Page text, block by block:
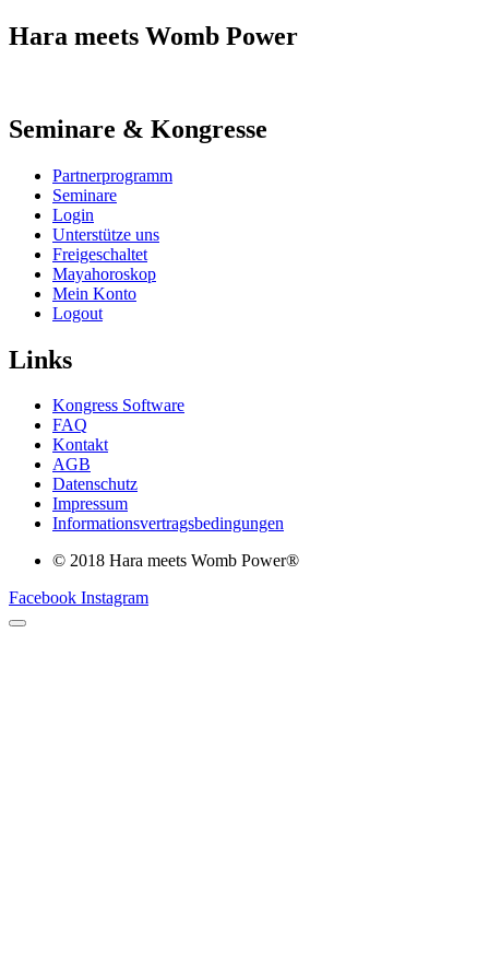
Hara meets Womb Power
Seminare & Kongresse
Partnerprogramm
Seminare
Login
Unterstütze uns
Freigeschaltet
Mayahoroskop
Mein Konto
Logout
Links
Kongress Software
FAQ
Kontakt
AGB
Datenschutz
Impressum
Informationsvertragsbedingungen
© 2018 Hara meets Womb Power®
Facebook Instagram